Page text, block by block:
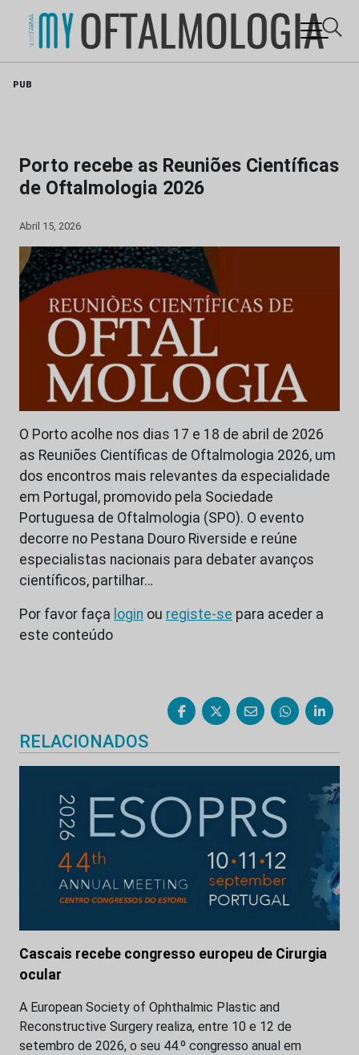
PUB
Porto recebe as Reuniões Científicas
de Oftalmologia 2026
Abril 15, 2026
O Porto acolhe nos dias 17 e 18 de abril de 2026
as Reuniões Científicas de Oftalmologia 2026, um
dos encontros mais relevantes da especialidade
em Portugal, promovido pela Sociedade
Portuguesa de Oftalmologia (SPO). O evento
decorre no Pestana Douro Riverside e reúne
especialistas nacionais para debater avanços
científicos, partilhar…
Por favor faça login ou registe-se para aceder a
este conteúdo
RELACIONADOS
Cascais recebe congresso europeu de Cirurgia
ocular
A European Society of Ophthalmic Plastic and
Reconstructive Surgery realiza, entre 10 e 12 de
setembro de 2026, o seu 44.º congresso anual em